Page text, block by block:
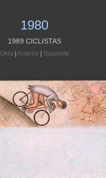
1980
1989 CICLISTAS
Obra| Anterior| Siguiente